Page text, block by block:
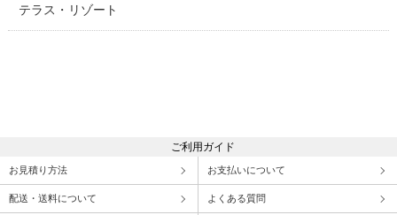
テラス・リゾート
ご利用ガイド
お見積り方法 お支払いについて
配送・送料について よくある質問